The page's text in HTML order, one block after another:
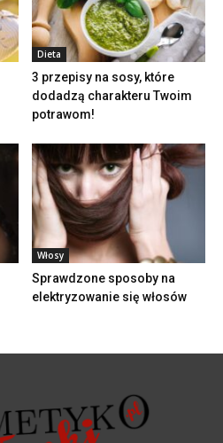
Dieta
3 przepisy na sosy, które
dodadzą charakteru Twoim
potrawom!
Włosy
Sprawdzone sposoby na
elektryzowanie się włosów